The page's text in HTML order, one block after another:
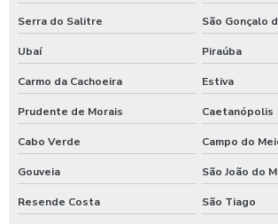
Serra do Salitre São Gonçalo
Ubaí Piraúba
Carmo da Cachoeira Estiva
Prudente de Morais Caetanópolis
Cabo Verde Campo do
Gouveia São João do
Resende Costa São Tiago